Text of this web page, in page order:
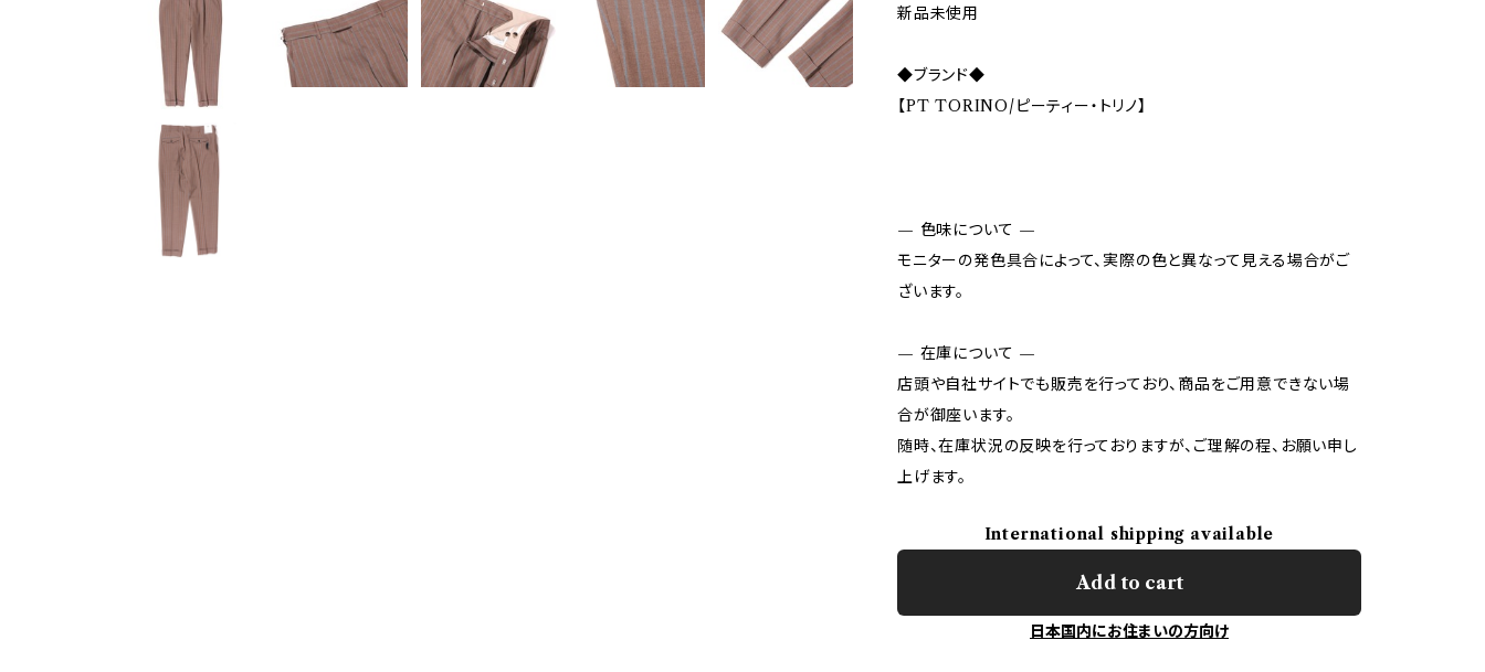
新品未使用
◆ブランド◆
【PT TORINO/ピーティー・トリノ】
— 色味について —
モニターの発色具合によって、実際の色と異なって見える場合がご
ざいます。
— 在庫について —
店頭や自社サイトでも販売を行っており、商品をご用意できない場
合が御座います。
随時、在庫状況の反映を行っておりますが、ご理解の程、お願い申し
上げます。
International shipping available
Add to cart
日本国内にお住まいの方向け